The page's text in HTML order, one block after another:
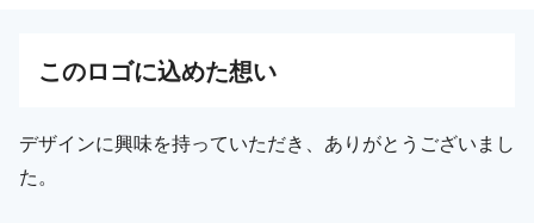
このロゴに込めた想い
デザインに興味を持っていただき、ありがとうございまし
た。